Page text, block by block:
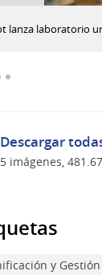
lanza laboratorio
Descargar
5 imágenes,
y